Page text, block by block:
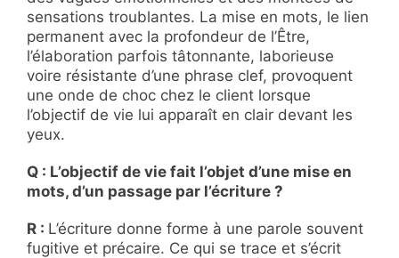
sensations troublantes. La mise en mots, le lien
permanent avec la profondeur de l’Être,
l’élaboration parfois tâtonnante, laborieuse
voire résistante d’une phrase clef, provoquent
une onde de choc chez le client lorsque
l’objectif de vie lui apparaît en clair devant les
yeux.
Q : L’objectif de vie fait l’objet d’une mise en
mots, d’un passage par l’écriture ?
R : L’écriture donne forme à une parole souvent
fugitive et précaire. Ce qui se trace et s’écrit